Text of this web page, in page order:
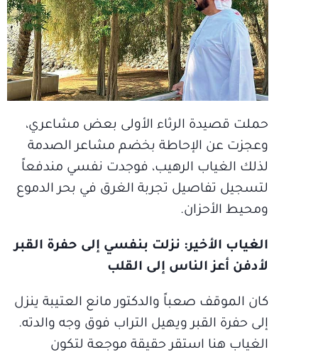
حملت قصيدة الرثاء الأولى بعض مشاعري،
وعجزت عن الإحاطة بخضم مشاعر الصدمة
لذلك الغياب الرهيب، فوجدت نفسي مندفعاً
لتسجيل تفاصيل تجربة الغرق في بحر الدموع
ومحيط الأحزان.
الغياب الأخير: نزلت بنفسي إلى حفرة القبر
لأدفن أعز الناس إلى القلب
كان الموقف صعباً والدكتور مانع العتيبة ينزل
إلى حفرة القبر ويهيل التراب فوق وجه والدته.
الغياب هنا استقر حقيقة موجعة لتكون